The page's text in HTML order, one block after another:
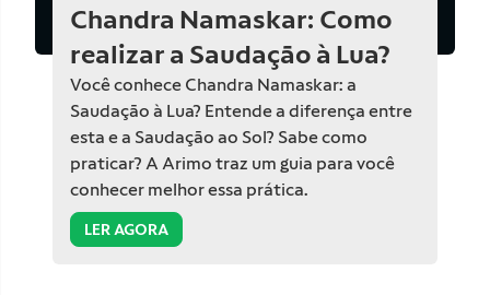
Chandra Namaskar: Como
realizar a Saudação à Lua?
Você conhece Chandra Namaskar: a
Saudação à Lua? Entende a diferença entre
esta e a Saudação ao Sol? Sabe como
praticar? A Arimo traz um guia para você
conhecer melhor essa prática.
LER AGORA